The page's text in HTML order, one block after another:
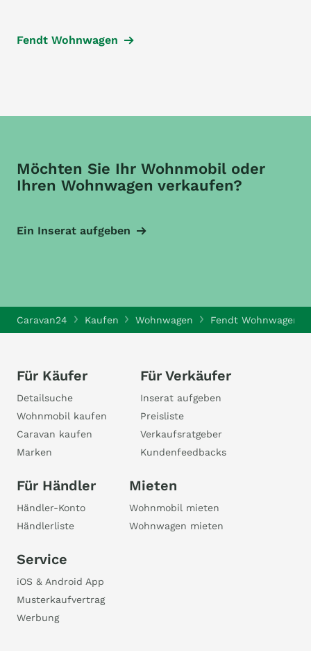
Fendt Wohnwagen
Möchten Sie Ihr Wohnmobil oder
Ihren Wohnwagen verkaufen?
Ein Inserat aufgeben
Caravan24 Kaufen Wohnwagen Fendt Wohnwagen
Für Käufer
Detailsuche
Wohnmobil kaufen
Caravan kaufen
Marken
Für Verkäufer
Inserat aufgeben
Preisliste
Verkaufsratgeber
Kundenfeedbacks
Für Händler
Händler-Konto
Händlerliste
Mieten
Wohnmobil mieten
Wohnwagen mieten
Service
iOS & Android App
Musterkaufvertrag
Werbung